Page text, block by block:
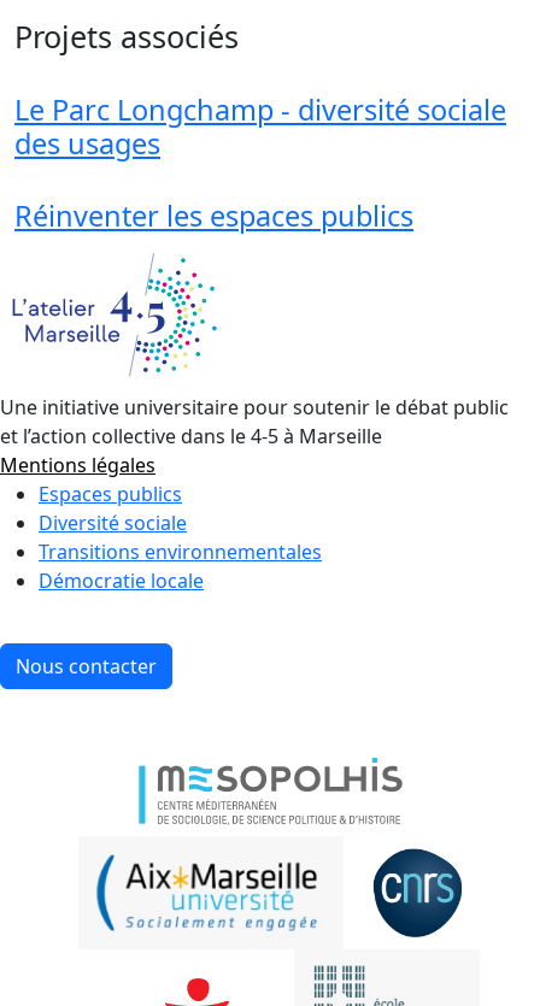
Projets associés
Le Parc Longchamp - diversité sociale
des usages
Réinventer les espaces publics
Une initiative universitaire pour soutenir le débat public
et l’action collective dans le 4-5 à Marseille
Mentions légales
Espaces publics
Diversité sociale
Transitions environnementales
Démocratie locale
Nous contacter